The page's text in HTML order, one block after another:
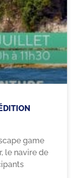
game
le navire de